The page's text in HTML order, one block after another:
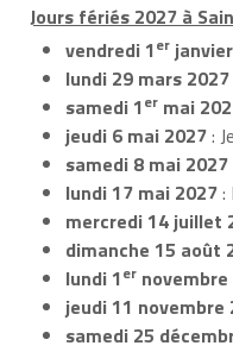
Jours fériés 2027 à
vendredi 1er
lundi 29 mars 2027
samedi 1er mai
jeudi 6 mai 2027:
samedi 8 mai 2027
lundi 17 mai 2027:
mercredi 14 juillet
dimanche 15 août
lundi 1er
jeudi 11 novembre
samedi 25